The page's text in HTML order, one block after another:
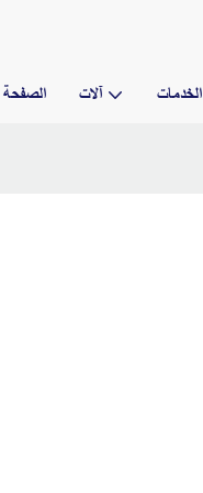
الصفحة آلات الخدمات